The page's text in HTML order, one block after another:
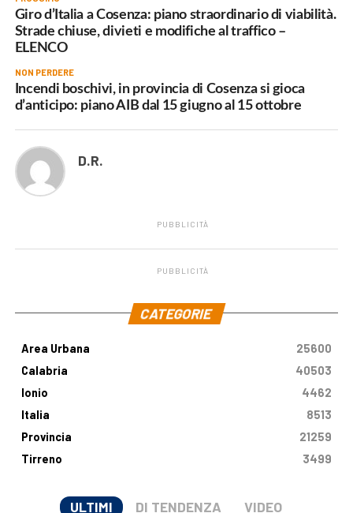
Giro d’Italia a Cosenza: piano straordinario di viabilità.
Strade chiuse, divieti e modifiche al traffico –
ELENCO
NON PERDERE
Incendi boschivi, in provincia di Cosenza si gioca
d’anticipo: piano AIB dal 15 giugno al 15 ottobre
D.R.
PUBBLICITÀ
PUBBLICITÀ
CATEGORIE
Area Urbana
25600
Calabria
40503
Ionio
4462
Italia
8513
Provincia
21259
Tirreno
3499
ULTIMI DI TENDENZA VIDEO